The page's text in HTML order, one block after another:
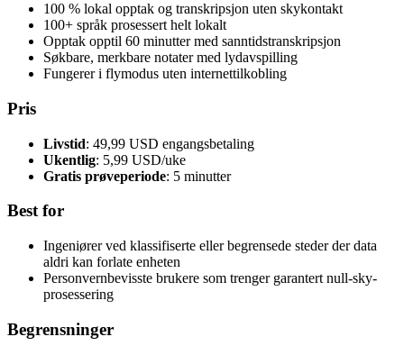
100 % lokal opptak og transkripsjon uten skykontakt
100+ språk prosessert helt lokalt
Opptak opptil 60 minutter med sanntidstranskripsjon
Søkbare, merkbare notater med lydavspilling
Fungerer i flymodus uten internettilkobling
Pris
Livstid: 49,99 USD engangsbetaling
Ukentlig: 5,99 USD/uke
Gratis prøveperiode: 5 minutter
Best for
Ingeniører ved klassifiserte eller begrensede steder der data
aldri kan forlate enheten
Personvernbevisste brukere som trenger garantert null-sky-
prosessering
Begrensninger